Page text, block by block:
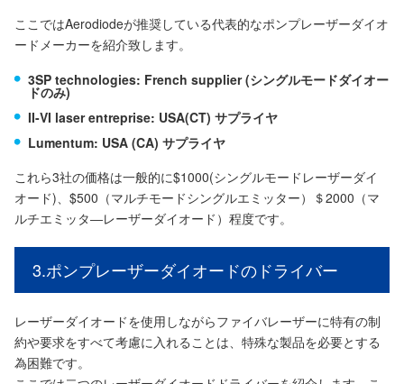
ここではAerodiodeが推奨している代表的なポンプレーザーダイオ
ードメーカーを紹介致します。
3SP technologies: French supplier (シングルモードダイオー
ドのみ)
II-VI laser entreprise: USA(CT) サプライヤ
Lumentum: USA (CA) サプライヤ
これら3社の価格は一般的に$1000(シングルモードレーザーダイ
オード)、$500（マルチモードシングルエミッター）＄2000（マ
ルチエミッタ―レーザーダイオード）程度です。
3.ポンプレーザーダイオードのドライバー
レーザーダイオードを使用しながらファイバレーザーに特有の制
約や要求をすべて考慮に入れることは、特殊な製品を必要とする
為困難です。